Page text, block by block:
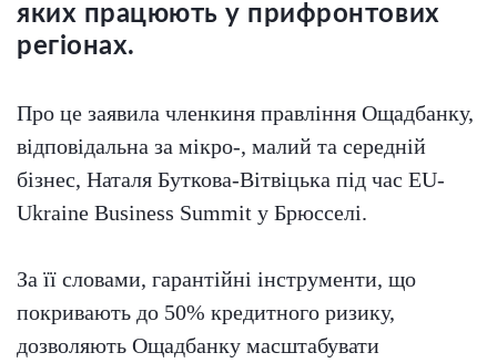
яких працюють у прифронтових
регіонах.
Про це заявила членкиня правління Ощадбанку,
відповідальна за мікро-, малий та середній
бізнес, Наталя Буткова-Вітвіцька під час EU-
Ukraine Business Summit у Брюсселі.
За її словами, гарантійні інструменти, що
покривають до 50% кредитного ризику,
дозволяють Ощадбанку масштабувати